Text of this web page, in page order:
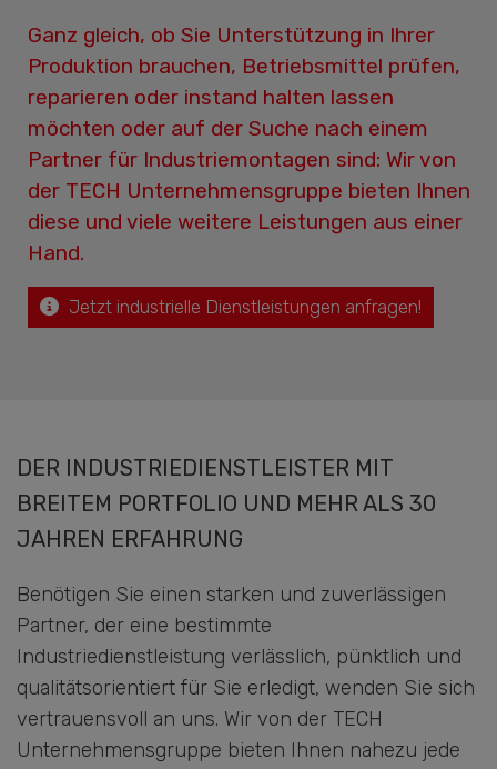
Ganz gleich, ob Sie Unterstützung in Ihrer
Produktion brauchen, Betriebsmittel prüfen,
reparieren oder instand halten lassen
möchten oder auf der Suche nach einem
Partner für Industriemontagen sind: Wir von
der TECH Unternehmensgruppe bieten Ihnen
diese und viele weitere Leistungen aus einer
Hand.
Jetzt industrielle Dienstleistungen anfragen!
DER INDUSTRIEDIENSTLEISTER MIT
BREITEM PORTFOLIO UND MEHR ALS 30
JAHREN ERFAHRUNG
Benötigen Sie einen starken und zuverlässigen
Partner, der eine bestimmte
Industriedienstleistung verlässlich, pünktlich und
qualitätsorientiert für Sie erledigt, wenden Sie sich
vertrauensvoll an uns. Wir von der TECH
Unternehmensgruppe bieten Ihnen nahezu jede